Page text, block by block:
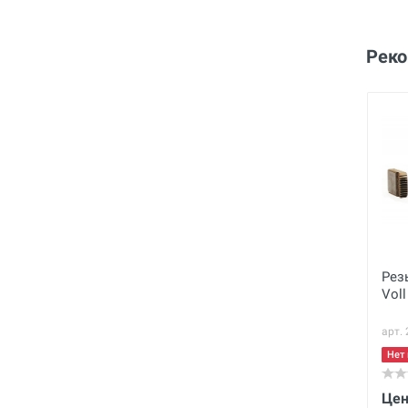
Voll
арт.
Нет